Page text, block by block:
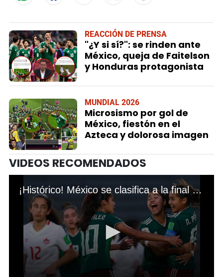
REACCIÓN DE PRENSA
"¿Y si sí?": se rinden ante
México, queja de Faitelson
y Honduras protagonista
MUNDIAL 2026
Microsismo por gol de
México, fiestón en el
Azteca y dolorosa imagen
VIDEOS RECOMENDADOS
¡Histórico! México se clasifica a la final del Mundial Femenil Sub-17